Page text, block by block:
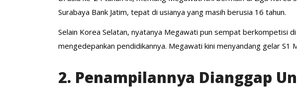
Surabaya Bank Jatim, tepat di usianya yang masih berusia 16 tahun.
Selain Korea Selatan, nyatanya Megawati pun sempat
mengedepankan pendidikannya. Megawati kini menyandang gelar
2. Penampilannya Dianggap